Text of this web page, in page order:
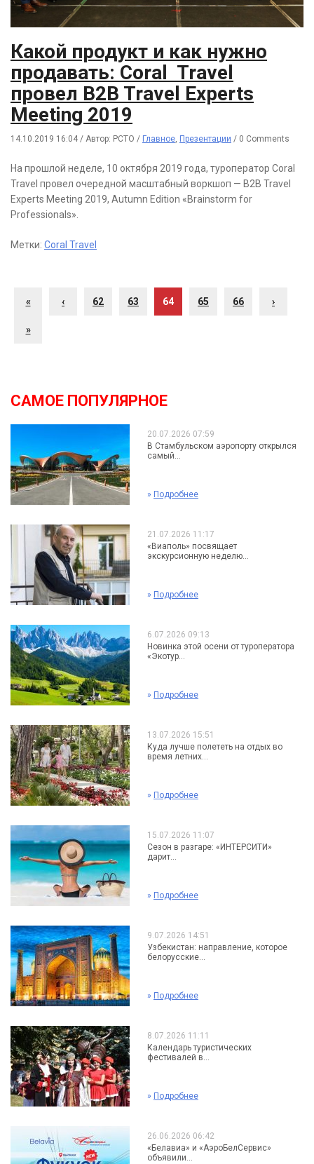
Какой продукт и как нужно
продавать: Coral Travel
провел B2B Travel Experts
Meeting 2019
14.10.2019 16:04 / Автор: РСТО / Главное, Презентации / 0 Comments
На прошлой неделе, 10 октября 2019 года, туроператор Coral
Travel провел очередной масштабный воркшоп — B2B Travel
Experts Meeting 2019, Autumn Edition «Brainstorm for
Professionals».
Метки: Coral Travel
« ‹ 62 63 64 65 66 ›
»
САМОЕ ПОПУЛЯРНОЕ
20.07.2026 07:59
В Стамбульском аэропорту открылся
самый...
» Подробнее
21.07.2026 11:17
«Виаполь» посвящает
экскурсионную неделю...
» Подробнее
6.07.2026 09:13
Новинка этой осени от туроператора
«Экотур...
» Подробнее
13.07.2026 15:51
Куда лучше полететь на отдых во
время летних...
» Подробнее
15.07.2026 11:07
Сезон в разгаре: «ИНТЕРСИТИ»
дарит...
» Подробнее
9.07.2026 14:51
Узбекистан: направление, которое
белорусские...
» Подробнее
8.07.2026 11:11
Календарь туристических
фестивалей в...
» Подробнее
26.06.2026 06:42
«Белавиа» и «АэроБелСервис»
объявили...